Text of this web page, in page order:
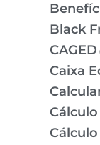
Black
CAGED
Caixa